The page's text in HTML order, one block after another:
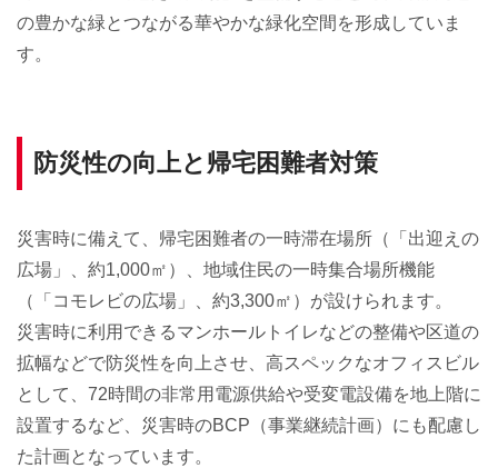
の豊かな緑とつながる華やかな緑化空間を形成していま
す。
防災性の向上と帰宅困難者対策
災害時に備えて、帰宅困難者の一時滞在場所（「出迎えの
広場」、約1,000㎡）、地域住民の一時集合場所機能
（「コモレビの広場」、約3,300㎡）が設けられます。
災害時に利用できるマンホールトイレなどの整備や区道の
拡幅などで防災性を向上させ、高スペックなオフィスビル
として、72時間の非常用電源供給や受変電設備を地上階に
設置するなど、災害時のBCP（事業継続計画）にも配慮し
た計画となっています。